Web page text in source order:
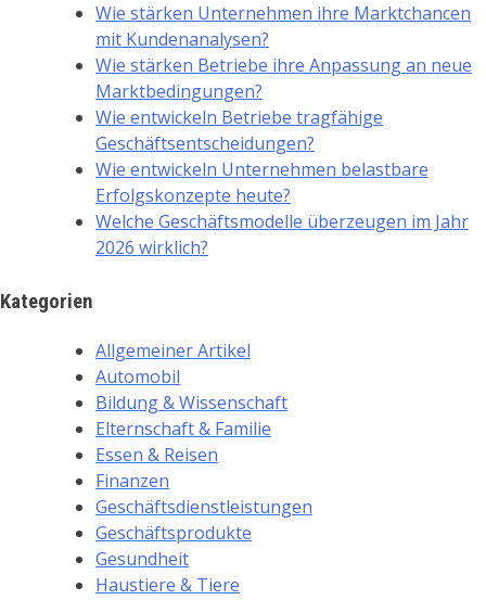
Wie stärken Unternehmen ihre Marktchancen
mit Kundenanalysen?
Wie stärken Betriebe ihre Anpassung an neue
Marktbedingungen?
Wie entwickeln Betriebe tragfähige
Geschäftsentscheidungen?
Wie entwickeln Unternehmen belastbare
Erfolgskonzepte heute?
Welche Geschäftsmodelle überzeugen im Jahr
2026 wirklich?
Kategorien
Allgemeiner Artikel
Automobil
Bildung & Wissenschaft
Elternschaft & Familie
Essen & Reisen
Finanzen
Geschäftsdienstleistungen
Geschäftsprodukte
Gesundheit
Haustiere & Tiere